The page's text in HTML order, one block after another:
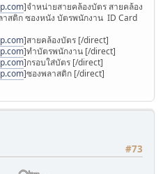
]จำหน่ายสายคล้องบัตร สายคล้อง
สติก ซองหนัง บัตรพนักงาน ID Card
]สายคล้องบัตร [/direct]
]ทำบัตรพนักงาน [/direct]
]กรอบใส่บัตร [/direct]
]ซองพลาสติก [/direct]
#73